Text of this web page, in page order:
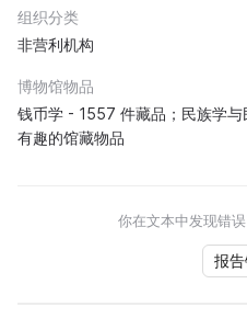
组织分类
非营利机构
博物馆物品
钱币学 - 1557 件藏品；民族学
有趣的馆藏物品
你在文本中发现错
报